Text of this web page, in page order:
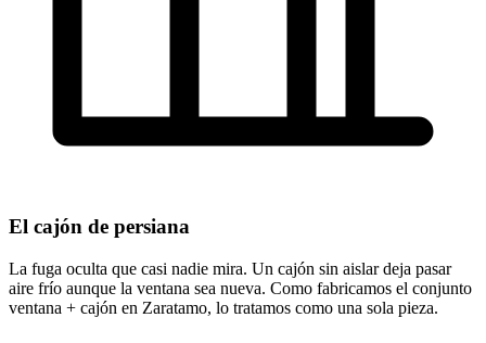
El cajón de persiana
La fuga oculta que casi nadie mira. Un cajón sin aislar deja pasar
aire frío aunque la ventana sea nueva. Como fabricamos el conjunto
ventana + cajón en Zaratamo, lo tratamos como una sola pieza.